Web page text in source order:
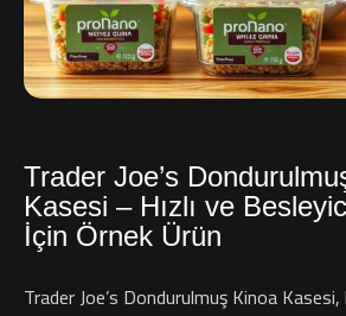
Trader Joe’s
Kasesi – Hızlı ve
İçin Örnek Ürün
Trader Joe’s Dondurulmuş Kinoa Kasesi,